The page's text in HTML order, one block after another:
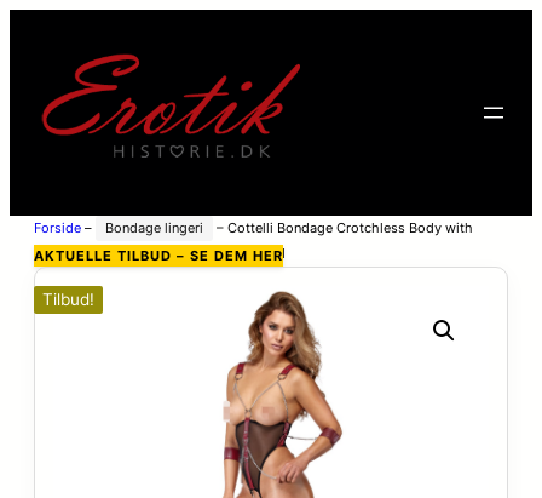
Forside – Bondage lingeri – Cottelli Bondage Crotchless Body with
Open Cup and Arm Restraints – Sort – M
AKTUELLE TILBUD – SE DEM HER
Tilbud!